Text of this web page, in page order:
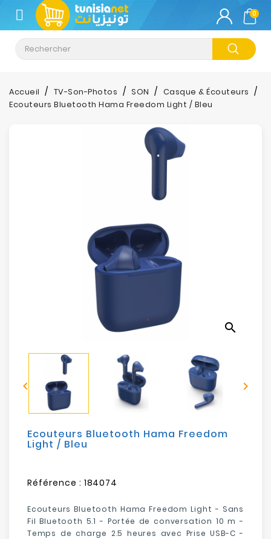
CATÉGORIE
Climatisation
Informatique
Mobilités
0
Accueil TV-Son-Photos SON
Casque & Écouteurs
Ecouteurs Bluetooth Hama Freedom Light / Bleu
search
 
Ecouteurs Bluetooth Hama Freedom
Light / Bleu
Référence : 184074
Ecouteurs Bluetooth Hama Freedom Light - Sans
Fil Bluetooth 5.1- Portée de conversation 10 m-
Temps de charge 2.5 heures avec Prise USB-C -